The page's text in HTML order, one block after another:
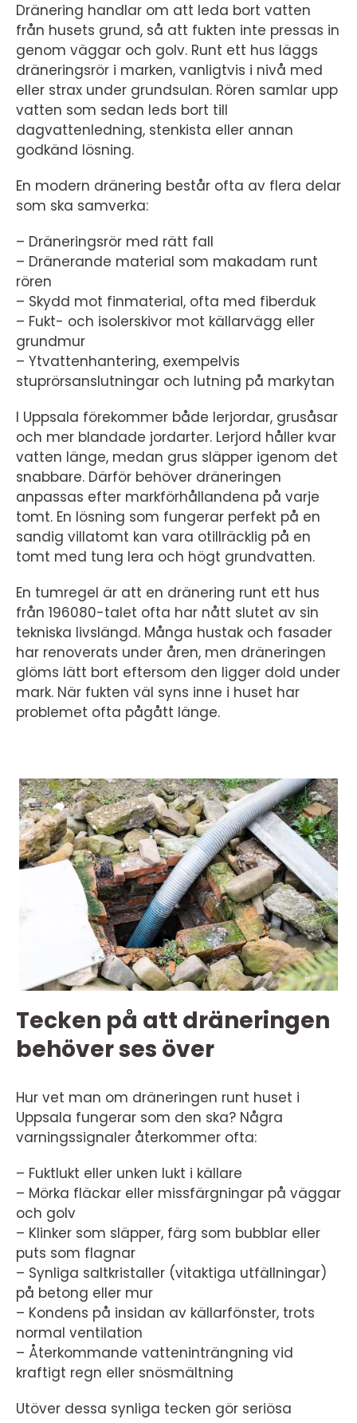
Dränering handlar om att leda bort vatten
från husets grund, så att fukten inte pressas in
genom väggar och golv. Runt ett hus läggs
dräneringsrör i marken, vanligtvis i nivå med
eller strax under grundsulan. Rören samlar upp
vatten som sedan leds bort till
dagvattenledning, stenkista eller annan
godkänd lösning.
En modern dränering består ofta av flera delar
som ska samverka:
– Dräneringsrör med rätt fall
– Dränerande material som makadam runt
rören
– Skydd mot finmaterial, ofta med fiberduk
– Fukt- och isolerskivor mot källarvägg eller
grundmur
– Ytvattenhantering, exempelvis
stuprörsanslutningar och lutning på markytan
I Uppsala förekommer både lerjordar, grusåsar
och mer blandade jordarter. Lerjord håller kvar
vatten länge, medan grus släpper igenom det
snabbare. Därför behöver dräneringen
anpassas efter markförhållandena på varje
tomt. En lösning som fungerar perfekt på en
sandig villatomt kan vara otillräcklig på en
tomt med tung lera och högt grundvatten.
En tumregel är att en dränering runt ett hus
från 196080-talet ofta har nått slutet av sin
tekniska livslängd. Många hustak och fasader
har renoverats under åren, men dräneringen
glöms lätt bort eftersom den ligger dold under
mark. När fukten väl syns inne i huset har
problemet ofta pågått länge.
Tecken på att dräneringen
behöver ses över
Hur vet man om dräneringen runt huset i
Uppsala fungerar som den ska? Några
varningssignaler återkommer ofta:
– Fuktlukt eller unken lukt i källare
– Mörka fläckar eller missfärgningar på väggar
och golv
– Klinker som släpper, färg som bubblar eller
puts som flagnar
– Synliga saltkristaller (vitaktiga utfällningar)
på betong eller mur
– Kondens på insidan av källarfönster, trots
normal ventilation
– Återkommande vatteninträngning vid
kraftigt regn eller snösmältning
Utöver dessa synliga tecken gör seriösa